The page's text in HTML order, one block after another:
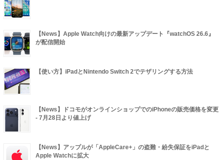
【News】Apple Watch向けの最新アップデート『watchOS 26.6』
が配信開始
【使い方】iPadとNintendo Switch 2でテザリングする方法
【News】ドコモがオンラインショップでのiPhoneの販売価格を変更
- 7月28日より値上げ
【News】アップルが「AppleCare+」の盗難・紛失保証をiPadと
Apple Watchに拡大